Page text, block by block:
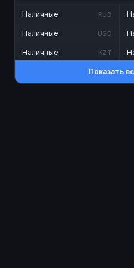
Наличные RUB
Наличные USD
Наличные KZT
Показать